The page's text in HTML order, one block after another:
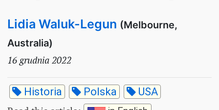
Lidia Waluk-Legun (Melbourne,
Australia)
16 grudnia 2022
Historia Polska USA